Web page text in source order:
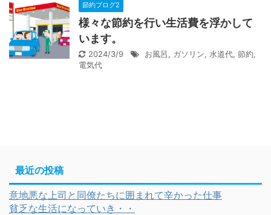
節約ブログ2
様々な節約を行い生活費を浮かして
います。
2024/3/9 お風呂, ガソリン, 水道代, 節約,
電気代
最近の投稿
意地悪な上司と同僚たちに囲まれて辛かった仕事
貧乏な生活になっていき・・